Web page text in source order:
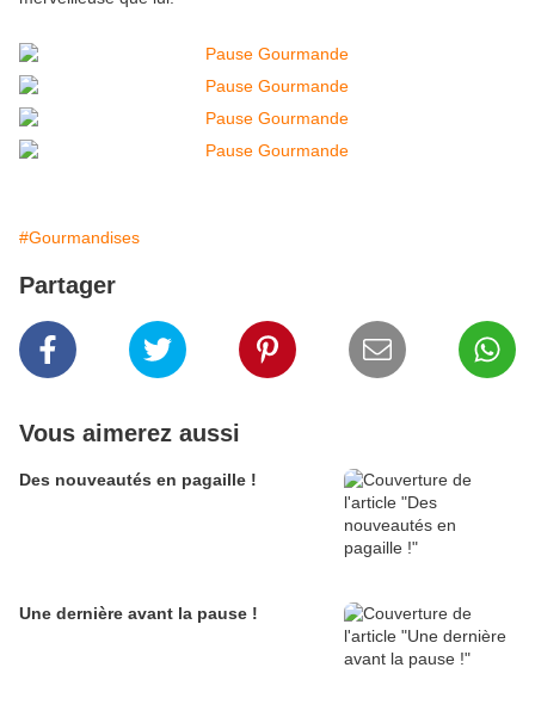
#Gourmandises
Partager
Vous aimerez aussi
Des nouveautés en pagaille !
Une dernière avant la pause !